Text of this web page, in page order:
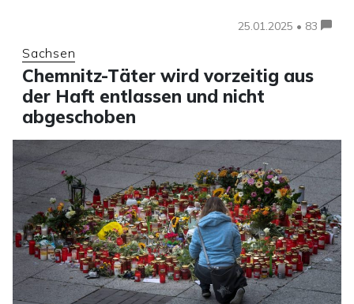
25.01.2025 • 83
Sachsen
Chemnitz-Täter wird vorzeitig aus
der Haft entlassen und nicht
abgeschoben